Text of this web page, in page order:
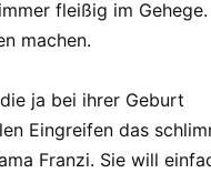
fleißig im Gehege.
machen.
ja bei ihrer Geburt
Eingreifen das
Franzi. Sie will